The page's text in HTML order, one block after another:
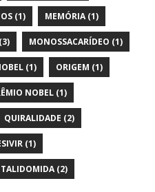
(1) MEMÓRIA(1)
(3) MONOSSACARÍDEO (1)
(1) ORIGEM (1)
NOBEL (1)
QUIRALIDADE (2)
(1)
TALIDOMIDA(2)